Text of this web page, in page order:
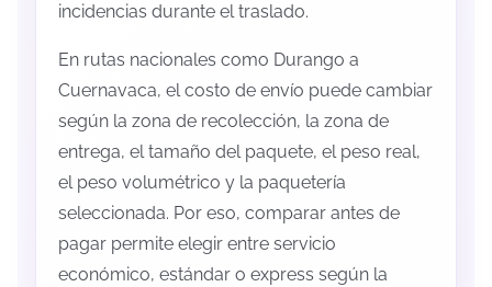
incidencias durante el traslado.
En rutas nacionales como Durango a
Cuernavaca, el costo de envío puede cambiar
según la zona de recolección, la zona de
entrega, el tamaño del paquete, el peso real,
el peso volumétrico y la paquetería
seleccionada. Por eso, comparar antes de
pagar permite elegir entre servicio
económico, estándar o express según la